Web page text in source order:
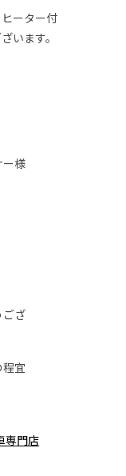
ーター付
います。
ー様
ござ
宜
専門店